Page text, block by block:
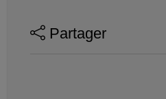
Partager